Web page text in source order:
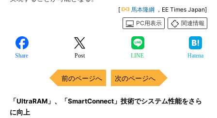
[ 馬本隆綱 ，EE Times Japan]
PC用表示
関連情報
Share Post LINE Hatena
前のページへ 次のページへ
「UltraRAM」、「SmartConnect」技術でシステム性能をさら
に向上